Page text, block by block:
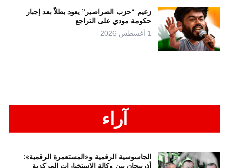
زعيم “حزب الصراصير” يعود بطلاً بعد إجبار
حكومة مودي على التراجع
1 أغسطس 2026
آراء
الجاسوسية الرقمية و«المستعمرة الرقمية»:
أذربيجان بين وكالة الاستخبارات المركزية